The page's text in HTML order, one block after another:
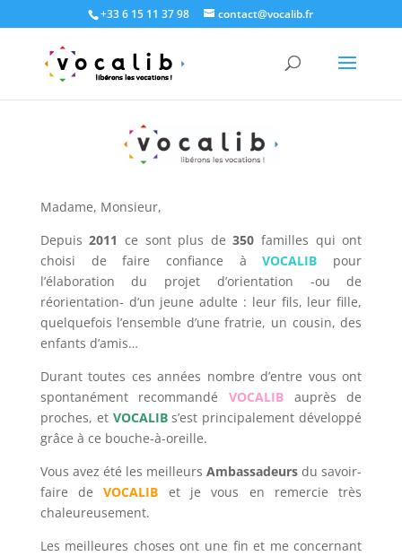
+33 6 15 11 37 98 contact@vocalib.fr
Madame, Monsieur,
Depuis2011 ce sont plus de350 familles qui ont
choisi de faire confiance àVOCALIB pour
l’élaboration du projet d’orientation -ou de
réorientation- d’un jeune adulte : leur fils, leur fille,
quelquefois l’ensemble d’une fratrie, un cousin, des
enfants d’amis…
Durant toutes ces années nombre d’entre vous ont
spontanément recommandé VOCALIB auprès de
proches, et VOCALIBs’est principalement développé
grâce à ce bouche-à-oreille.
Vous avez été les meilleursAmbassadeurs du savoir-
faire deVOCALIB et je vous en remercie très
chaleureusement.
Les meilleures choses ont une fin et me concernant